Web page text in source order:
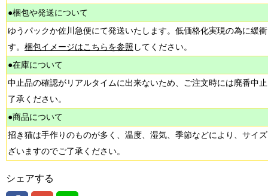
●梱包や発送について
ゆうパックか佐川急便にて発送いたします。低価格化実現の為に緩
す。 梱包イメージはこちらを参照 してください。
●在庫について
中止品の確認がリアルタイムに出来ないため、ご注文時には廃番中
了承ください。
●商品について
招き猫は手作りのものが多く、温度、湿気、季節などにより、サイ
ざいますのでご了承ください。
シェアする